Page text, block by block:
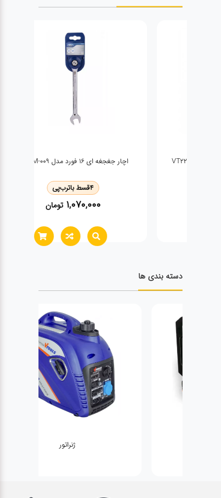
اچار جغجغه ای ۱۶ فورد مدل FHT-M-009
ترب‌پی
تومان
دسته بندی ها